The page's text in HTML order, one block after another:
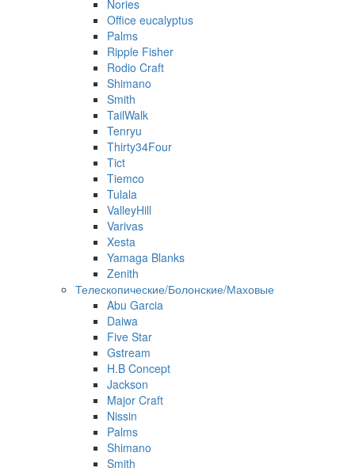
Nories
Office eucalyptus
Palms
Ripple Fisher
Rodio Craft
Shimano
Smith
TailWalk
Tenryu
Thirty34Four
Tict
Tiemco
Tulala
ValleyHill
Varivas
Xesta
Yamaga Blanks
Zenith
Телескопические/Болонские/Маховые
Abu Garcia
Daiwa
Five Star
Gstream
H.B Concept
Jackson
Major Craft
Nissin
Palms
Shimano
Smith